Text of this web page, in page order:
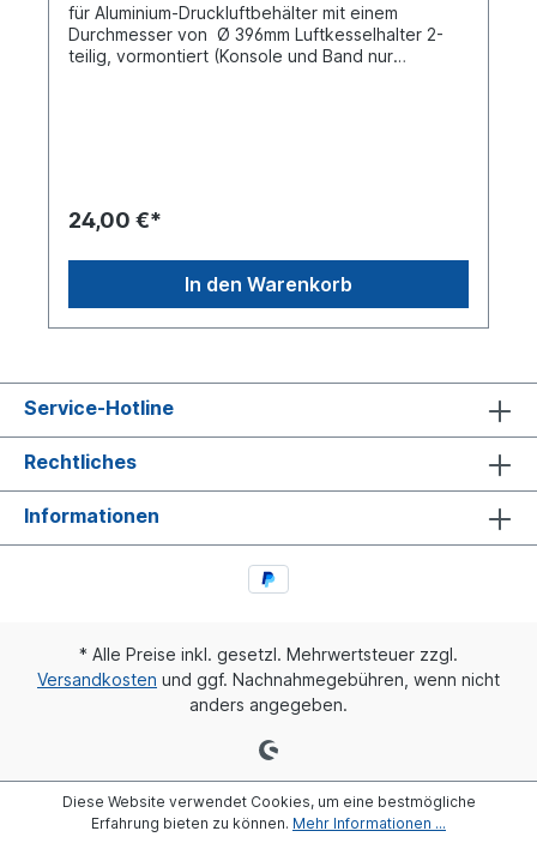
für Aluminium-Druckluftbehälter mit einem
Durchmesser von Ø 396mm Luftkesselhalter 2-
teilig, vormontiert (Konsole und Band nur
24,00 €*
In den Warenkorb
Service-Hotline
Rechtliches
Informationen
* Alle Preise inkl. gesetzl. Mehrwertsteuer zzgl.
Versandkosten und ggf. Nachnahmegebühren, wenn nicht
anders angegeben.
Diese Website verwendet Cookies, um eine bestmögliche
Erfahrung bieten zu können. Mehr Informationen ...